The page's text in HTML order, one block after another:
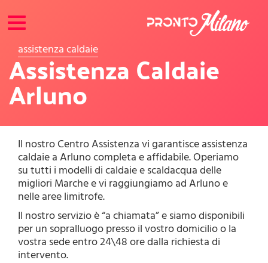
Toggle
navigation
Assistenza Caldaie
Arluno
assistenza caldaie
Il nostro Centro Assistenza vi garantisce assistenza
caldaie a Arluno completa e affidabile. Operiamo
su tutti i modelli di caldaie e scaldacqua delle
migliori Marche e vi raggiungiamo ad Arluno e
nelle aree limitrofe.
Il nostro servizio è “a chiamata” e siamo disponibili
per un sopralluogo presso il vostro domicilio o la
vostra sede entro 24\48 ore dalla richiesta di
intervento.